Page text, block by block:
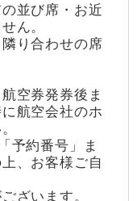
並び席・お近
ん。
り合わせの席
空券発券後ま
航空会社のホ
予約番号」ま
、お客様ご自
ざいます。